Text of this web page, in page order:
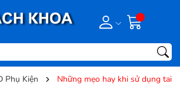
Phụ Kiện
Những mẹo hay khi sử dụng tai